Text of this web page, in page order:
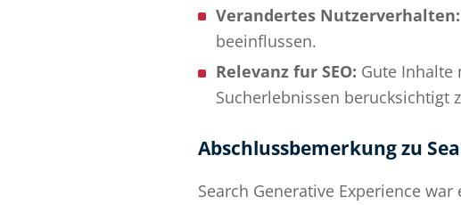
Verandertes Nutzerverhalten:
beeinflussen.
Relevanz fur SEO: Gute Inhalte
Sucherlebnissen berucksichtigt
Abschlussbemerkung zu
Search Generative Experience